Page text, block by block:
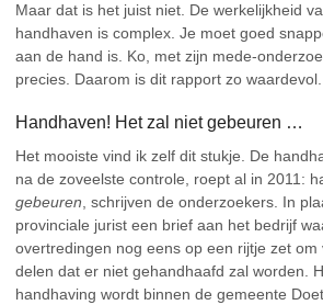
Maar dat is het juist niet. De werkelijkheid
handhaven is complex. Je moet goed
aan de hand is. Ko, met zijn mede-
precies. Daarom is dit rapport zo waardevol.
Handhaven! Het zal niet gebeuren …
Het mooiste vind ik zelf dit stukje. De
na de zoveelste controle, roept al in 2011:
gebeuren , schrijven de onderzoekers. In
provinciale jurist een brief aan het bedrijf
overtredingen nog eens op een rijtje zet om
delen dat er niet gehandhaafd zal worden.
handhaving wordt binnen de gemeente